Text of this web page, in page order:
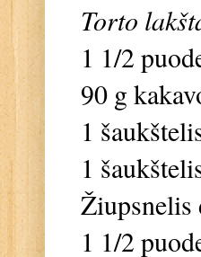
Torto
1 1/2
90 g
1
1
Žiupsnelis
1 1/2